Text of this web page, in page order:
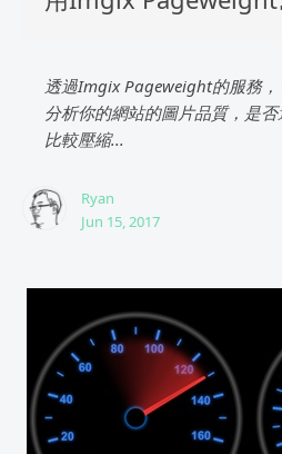
透過Imgix Pageweight的服務，
分析你的網站的圖片品質，是
比較壓縮...
Ryan
Jun 15, 2017